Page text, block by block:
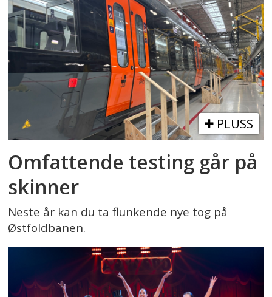
PLUSS
Omfattende testing går på
skinner
Neste år kan du ta flunkende nye tog på
Østfoldbanen.